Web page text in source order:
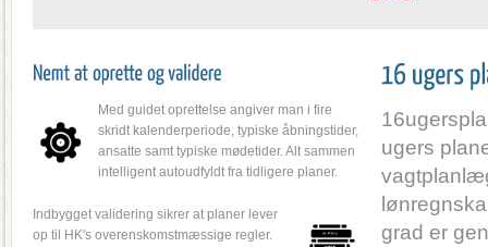
Med guidet oprettelse angiver man i fire
skridt kalenderperiode, typiske åbningstider,
ansatte samt typiske mødetider. Alt sammen
intelligent autoudfyldt fra tidligere planer.
Indbygget validering sikrer at planer lever
op til HK's overenskomstmæssige regler.
ugers
grad er